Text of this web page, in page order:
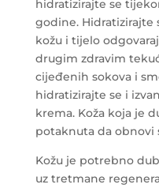
hidratizirajte se
godine. Hidratizirajte
kožu i tijelo
drugim zdravim
cijeđenih sokova i
hidratizirajte se i
krema. Koža koja je
potaknuta da obnovi
Kožu je potrebno
uz tretmane